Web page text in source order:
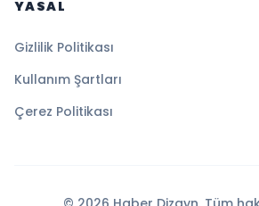
YASAL
Gizlilik Politikası
Kullanım Şartları
Çerez Politikası